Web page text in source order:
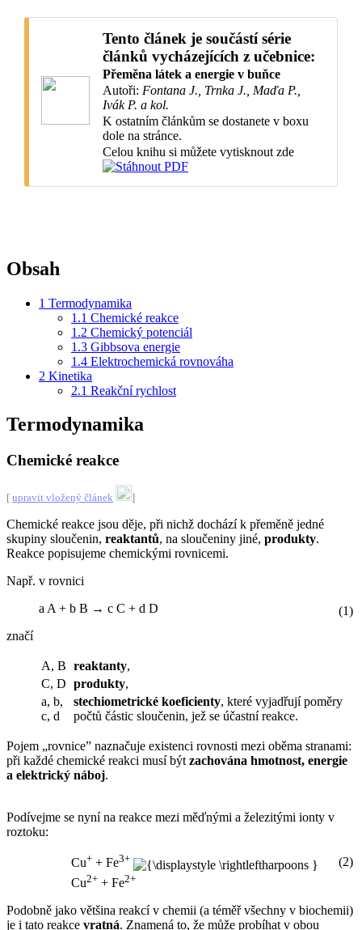
Tento článek je součástí série
článků vycházejících z učebnice:
Přeměna látek a energie v buňce
Autoři: Fontana J., Trnka J., Maďa P.,
Ivák P. a kol.
K ostatním článkům se dostanete v boxu
dole na stránce.
Celou knihu si můžete vytisknout zde
Obsah
1 Termodynamika
1.1 Chemické reakce
1.2 Chemický potenciál
1.3 Gibbsova energie
1.4 Elektrochemická rovnováha
2 Kinetika
2.1 Reakční rychlost
Termodynamika
Chemické reakce
[ upravit vložený článek ]
Chemické reakce jsou děje, při nichž dochází k přeměně jedné
skupiny sloučenin, reaktantů, na sloučeniny jiné, produkty.
Reakce popisujeme chemickými rovnicemi.
Např. v rovnici
(1)
a A + b B → c C + d D
značí
A, B reaktanty,
C, D produkty,
a, b,
c, d
stechiometrické koeficienty, které vyjadřují poměry
počtů částic sloučenin, jež se účastní reakce.
Pojem „rovnice” naznačuje existenci rovnosti mezi oběma stranami:
při každé chemické reakci musí být zachována hmotnost, energie
a elektrický náboj.
Podívejme se nyní na reakce mezi měďnými a železitými ionty v
roztoku:
(2)
Cu+ + Fe3+
Cu2+ + Fe2+
Podobně jako většina reakcí v chemii (a téměř všechny v biochemii)
je i tato reakce vratná. Znamená to, že může probíhat v obou